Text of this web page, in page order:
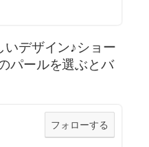
いデザイン♪ショー
パールを選ぶとバ
フォローする